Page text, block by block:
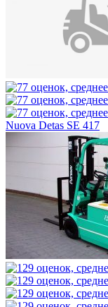
Nuova Detas SE 417